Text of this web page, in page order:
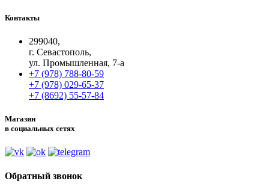
Контакты
299040,
г. Севастополь,
ул. Промышленная, 7-а
+7 (978) 788-80-59
+7 (978) 029-65-37
+7 (8692) 55-57-84
Магазин
в социальных сетях
Обратный звонок